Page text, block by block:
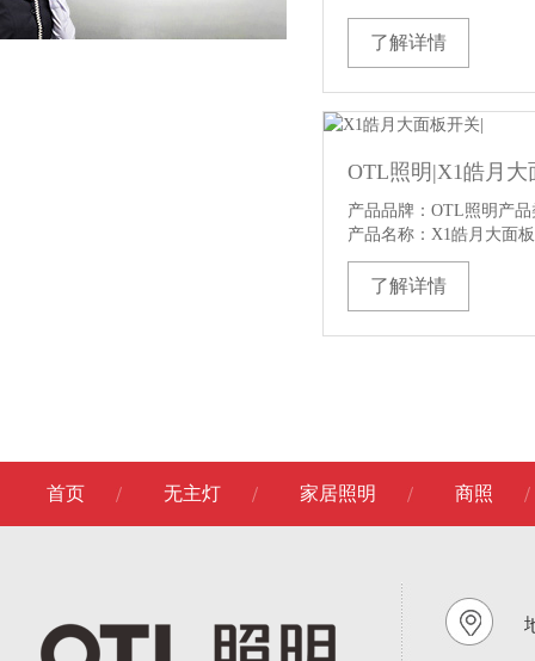
了解详情
产品品牌：OTL照明产品
产品名称：X1皓月大面
了解详情
首页 无主灯 家居照明 商照